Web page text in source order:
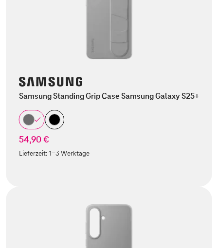
Samsung Standing Grip Case Samsung Galaxy S25+
54,90 €
Lieferzeit:1-3 Werktage